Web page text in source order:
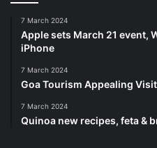
7 March 2024
Apple sets March 21 event,
iPhone
7 March 2024
Goa Tourism Appealing
7 March 2024
Quinoa new recipes, feta &